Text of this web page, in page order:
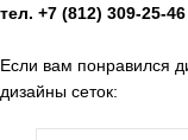
тел. +7 (812) 309-25-46
Если вам понравился
дизайны сеток: